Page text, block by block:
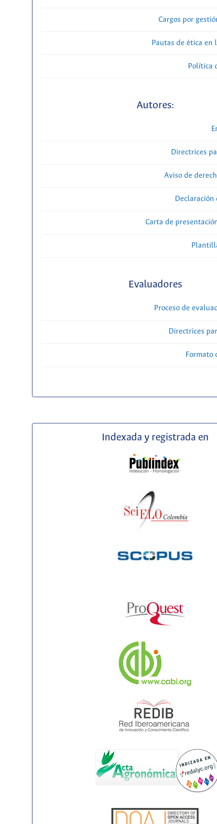
Cargos por
Pautas de ética en
Política
Autores:
Directrices
Aviso de
Carta de
Evaluadores
Proceso de
Directrices
Formato
Indexada y registrada en